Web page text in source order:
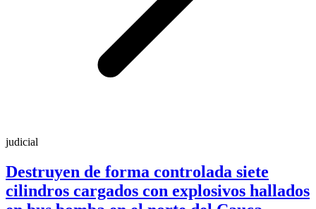
judicial
Destruyen de forma controlada siete
cilindros cargados con explosivos hallados